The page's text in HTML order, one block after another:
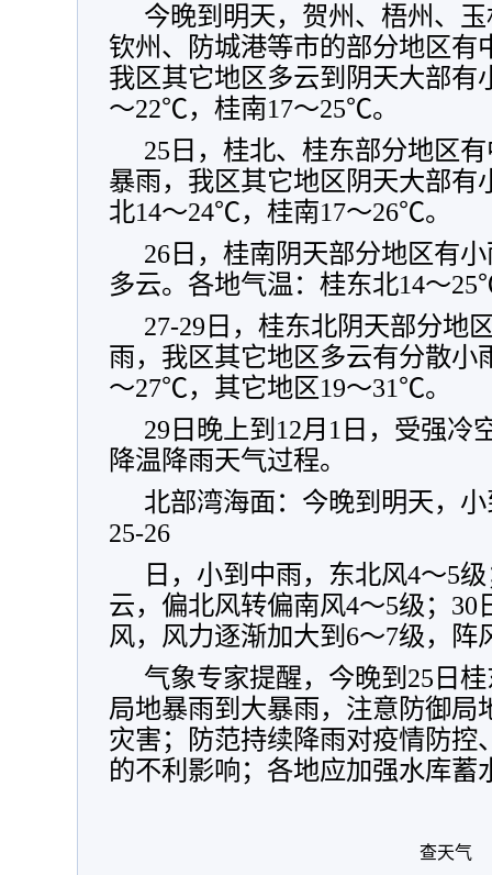
今晚到明天，贺州、梧州、
钦州、防城港等市的部分地区有
我区其它地区多云到阴天大部有
～22℃，桂南17～25℃。
25日，桂北、桂东部分地区
暴雨，我区其它地区阴天大部有
北14～24℃，桂南17～26℃。
26日，桂南阴天部分地区有
多云。各地气温：桂东北14～
27-29日，桂东北阴天部分地
雨，我区其它地区多云有分散小
～27℃，其它地区19～31℃。
29日晚上到12月1日，受强冷
降温降雨天气过程。
北部湾海面：今晚到明天，
25-26
日，小到中雨，东北风4～5
云，偏北风转偏南风4～5级；
风，风力逐渐加大到6～7级，阵
气象专家提醒，今晚到25日
局地暴雨到大暴雨，注意防御局
灾害；防范持续降雨对疫情防控
的不利影响；各地应加强水库蓄
查天气